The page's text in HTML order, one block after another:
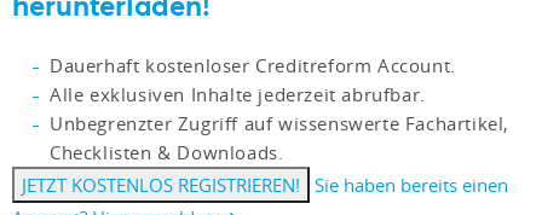
Dauerhaft kostenloser Creditreform Account.
Alle exklusiven Inhalte jederzeit abrufbar.
Unbegrenzter Zugriff auf wissenswerte Fachartikel,
Checklisten & Downloads.
JETZT KOSTENLOS REGISTRIEREN!
Sie haben bereits einen